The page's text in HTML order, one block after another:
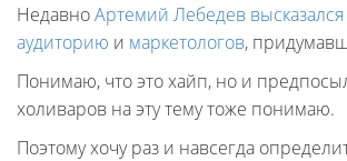
НедавноАртемий Лебедев
аудиторию и маркетологов,
Понимаю, что это хайп, но и
холиваров на эту тему тоже понимаю.
Поэтому хочу раз и навсегда